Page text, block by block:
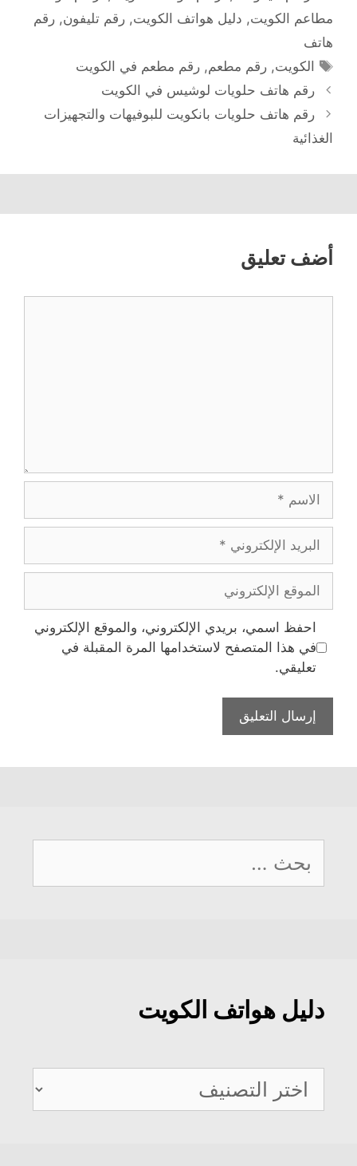
مطاعم الكويت, دليل هواتف الكويت, رقم تليفون, رقم
هاتف
الوسوم
الكويت,رقم مطعم,رقم مطعم في الكويت
رقم هاتف حلويات لوشيس في الكويت
رقم هاتف حلويات بانكويت للبوفيهات والتجهيزات
الغذائية
أضف تعليق
الإلكتروني
الإلكتروني
احفظ اسمي، بريدي الإلكتروني، والموقع الإلكتروني
في هذا المتصفح لاستخدامها المرة المقبلة في
تعليقي.
البحث
عن:
دليل هواتف الكويت
دليل
هواتف